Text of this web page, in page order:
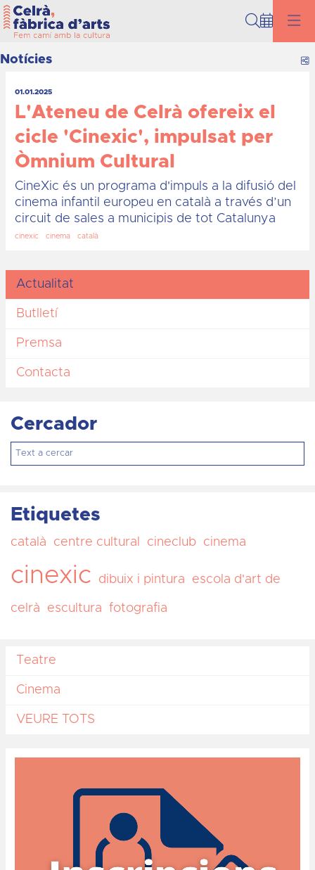
Notícies
01.01.2025
L'Ateneu de Celrà ofereix el
cicle 'Cinexic', impulsat per
Òmnium Cultural
CineXic és un programa d'impuls a la difusió del
cinema infantil europeu en català a través d’un
circuit de sales a municipis de tot Catalunya
cinexic cinema català
Actualitat
Butlletí
Premsa
Contacta
Cercador
Etiquetes
català centre cultural cineclub cinema
cinexic dibuix i pintura escola d'art de
celrà escultura fotografia
Teatre
Cinema
VEURE TOTS